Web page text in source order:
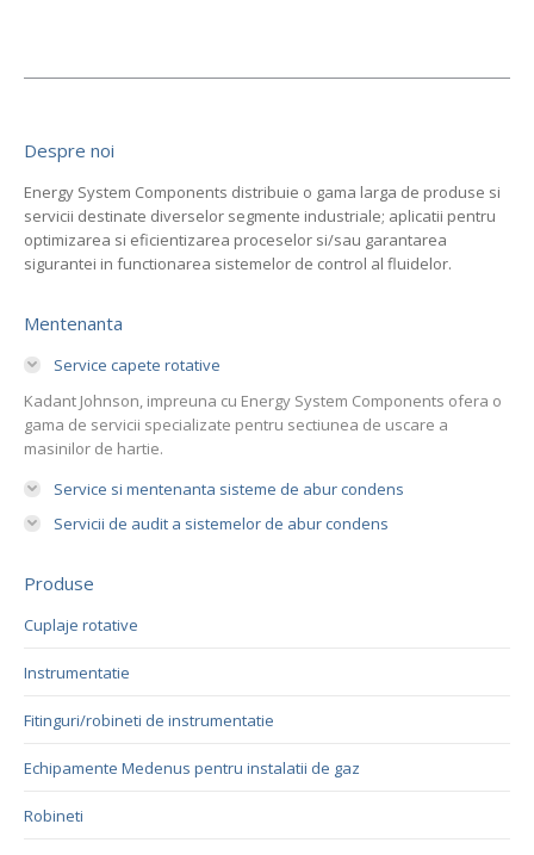
Despre noi
Energy System Components distribuie o gama larga de produse si
servicii destinate diverselor segmente industriale; aplicatii pentru
optimizarea si eficientizarea proceselor si/sau garantarea
sigurantei in functionarea sistemelor de control al fluidelor.
Mentenanta
Service capete rotative
Kadant Johnson, impreuna cu Energy System Components ofera o
gama de servicii specializate pentru sectiunea de uscare a
masinilor de hartie.
Service si mentenanta sisteme de abur condens
Servicii de audit a sistemelor de abur condens
Produse
Cuplaje rotative
Instrumentatie
Fitinguri/robineti de instrumentatie
Echipamente Medenus pentru instalatii de gaz
Robineti